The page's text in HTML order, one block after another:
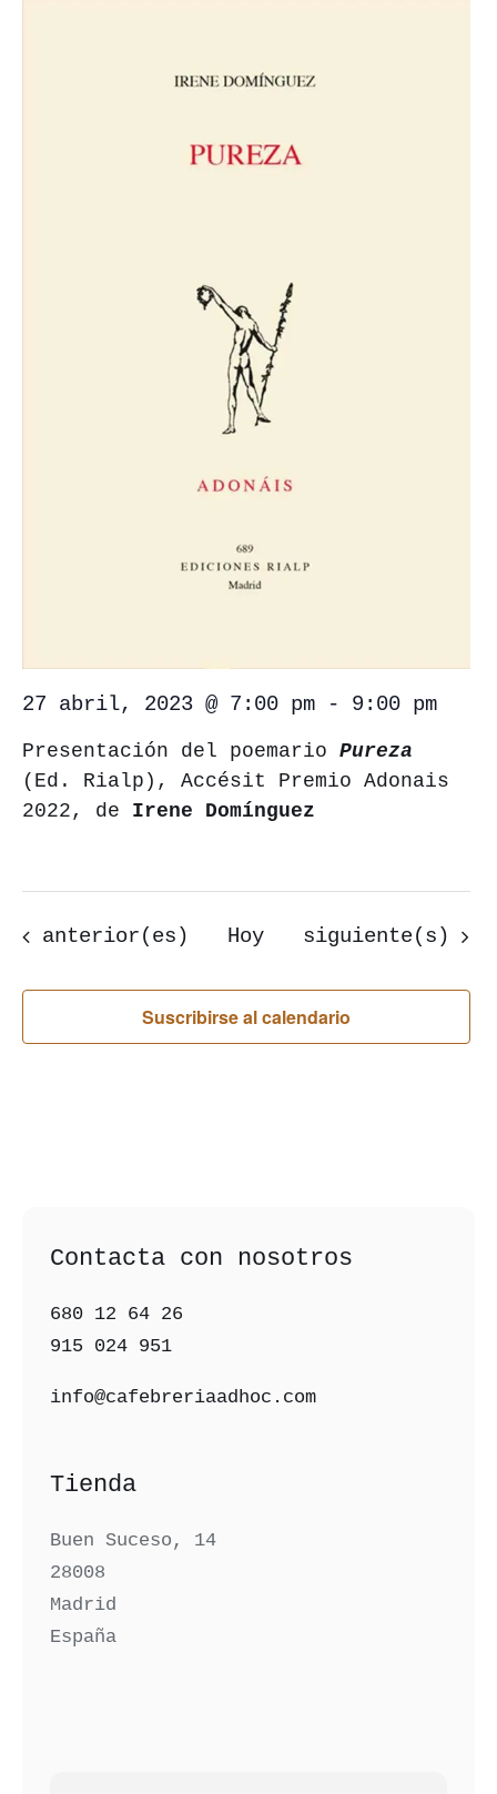
Presentación del poemario Pureza
(Ed. Rialp), Accésit Premio Adonais
2022, de Irene Domínguez
27 abril, 2023 @ 7:00 pm- 9:00 pm
Eventos
anterior(es) Hoy Eventos
siguiente(s)
Suscribirse al calendario
Contacta con nosotros
680 12 64 26‬
915 024 951‬
info@cafebreriaadhoc.com
Tienda
Buen Suceso, 14
28008
Madrid
España